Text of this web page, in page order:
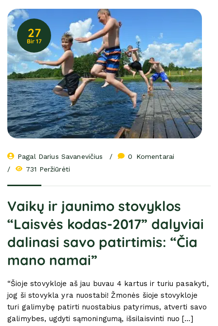
27
Bir 17
Pagal Darius Savanevičius 0
Komentarai
731 Peržiūrėti
Vaikų ir jaunimo stovyklos
“Laisvės kodas-2017” dalyviai
dalinasi savo patirtimis: “Čia
mano namai”
“Šioje stovykloje aš jau buvau 4 kartus ir turiu pasakyti,
jog ši stovykla yra nuostabi! Žmonės šioje stovykloje
turi galimybę patirti nuostabius patyrimus, atverti savo
galimybes, ugdyti sąmoningumą, išsilaisvinti nuo […]